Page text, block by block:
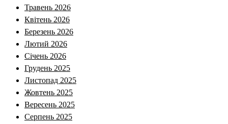
Травень 2026
Квітень 2026
Березень 2026
Лютий 2026
Січень 2026
Грудень 2025
Листопад 2025
Жовтень 2025
Вересень 2025
Серпень 2025